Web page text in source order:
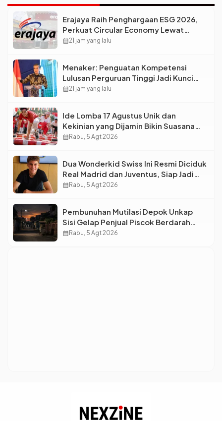
Erajaya Raih Penghargaan ESG 2026,
Perkuat Circular Economy Lewat
Pengelolaan Limbah Berkelanjutan
calendar_month21 jam yang lalu
Menaker: Penguatan Kompetensi
Lulusan Perguruan Tinggi Jadi Kunci
Menjawab Kebutuhan Dunia Kerja
calendar_month21 jam yang lalu
Ide Lomba 17 Agustus Unik dan
Kekinian yang Dijamin Bikin Suasana
Makin Pecah
calendar_monthRabu, 5 Agt 2026
Dua Wonderkid Swiss Ini Resmi Diciduk
Real Madrid dan Juventus, Siap Jadi
Bintang Baru Eropa
calendar_monthRabu, 5 Agt 2026
Pembunuhan Mutilasi Depok Unkap
Sisi Gelap Penjual Piscok Berdarah
Dingin
calendar_monthRabu, 5 Agt 2026